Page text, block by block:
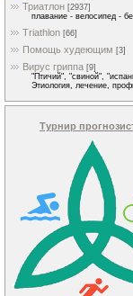
Триатлон [2937]
плавание - велосипед -
Triathlon [66]
Помощь худеющим [3]
Вирус гриппа [9]
"Птичий", "свиной",
Этиология, лечение,
Турнир